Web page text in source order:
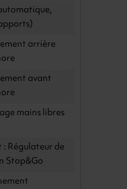
arrière
avant
mains libres
Régulateur de
Stop&Go